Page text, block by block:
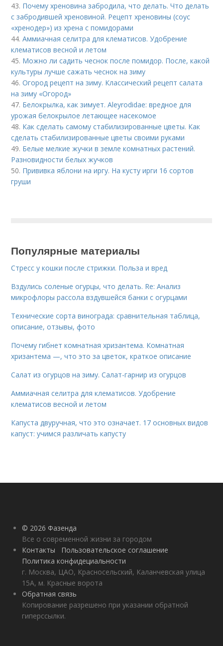
43. Почему хреновина забродила, что делать. Что делать
с забродившей хреновиной. Рецепт хреновины (соус
«хренодер») из хрена с помидорами
44.Аммиачная селитра для клематисов. Удобрение
клематисов весной и летом
45. Можно ли садить чеснок после помидор. После, какой
культуры лучше сажать чеснок на зиму
46.Огород рецепт на зиму. Классический рецепт салата
на зиму «Огород»
47. Белокрылка, как зимует. Aleyrodidae: вредное для
урожая белокрылое летающее насекомое
48. Как сделать самому стабилизированные цветы. Как
сделать стабилизированные цветы своими руками
49. Белые мелкие жучки в земле комнатных растений.
Разновидности белых жучков
50. Прививка яблони на иргу. На кусту ирги 16 сортов
груши
Популярные материалы
Стресс у кошки после стрижки. Польза и вред
Вздулись соленые огурцы, что делать. Re: Анализ
микрофлоры рассола вздувшейся банки с огурцами
Технические сорта винограда: сравнительная таблица,
описание, отзывы, фото
Почему гибнет комнатная хризантема. Комнатная
хризантема —, что это за цветок, краткое описание
Салат из огурцов на зиму. Салат-гарнир из огурцов
Аммиачная селитра для клематисов. Удобрение
клематисов весной и летом
Капуста двуручная, что это означает. 17 основных видов
капуст: учимся различать капусту
© 2026 Фазенда
Все о современной жизни за городом
Контакты
Пользовательское соглашение
Политика конфидециальности
г. Москва, ЦАО, Красносельский, Каланчевская улица
15А, м. Красные ворота
Обратная связь
Копирование разрешено при указании обратной
гиперссылки.